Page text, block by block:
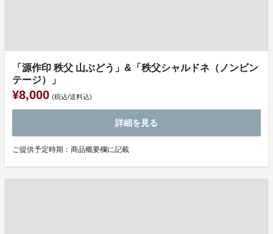
「源作印 秩父 山ぶどう」&「秩父シャルドネ（ノンビン
テージ）」
¥8,000 (税込/送料込)
詳細を見る
ご提供予定時期：商品概要欄に記載